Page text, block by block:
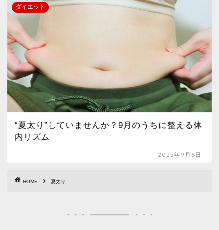
ダイエット
“夏太り”していませんか？9月のうちに整える体
内リズム
2025年9月6日
HOME 夏太り